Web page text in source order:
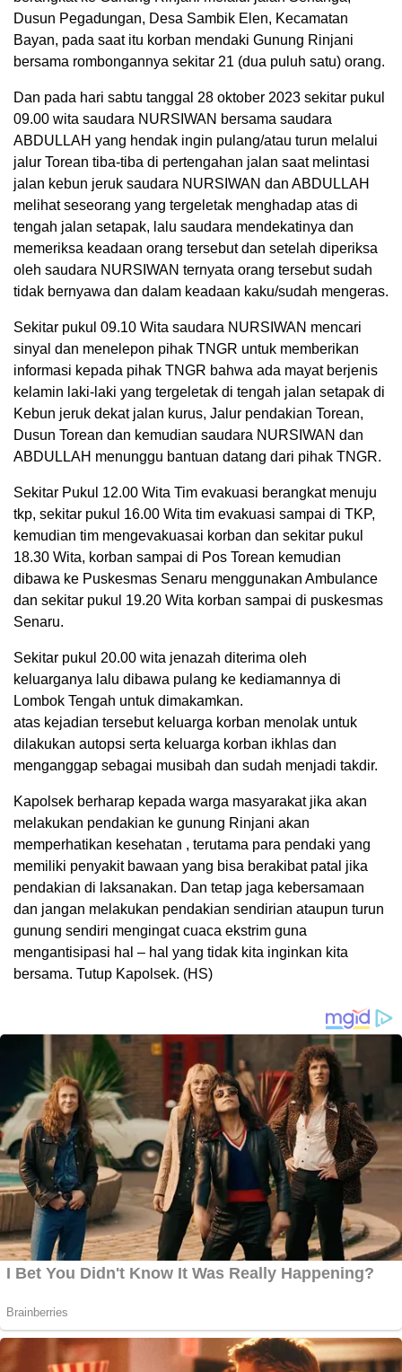
Dusun Pegadungan, Desa Sambik Elen, Kecamatan
Bayan, pada saat itu korban mendaki Gunung Rinjani
bersama rombongannya sekitar 21 (dua puluh satu) orang.
Dan pada hari sabtu tanggal 28 oktober 2023 sekitar pukul
09.00 wita saudara NURSIWAN bersama saudara
ABDULLAH yang hendak ingin pulang/atau turun melalui
jalur Torean tiba-tiba di pertengahan jalan saat melintasi
jalan kebun jeruk saudara NURSIWAN dan ABDULLAH
melihat seseorang yang tergeletak menghadap atas di
tengah jalan setapak, lalu saudara mendekatinya dan
memeriksa keadaan orang tersebut dan setelah diperiksa
oleh saudara NURSIWAN ternyata orang tersebut sudah
tidak bernyawa dan dalam keadaan kaku/sudah mengeras.
Sekitar pukul 09.10 Wita saudara NURSIWAN mencari
sinyal dan menelepon pihak TNGR untuk memberikan
informasi kepada pihak TNGR bahwa ada mayat berjenis
kelamin laki-laki yang tergeletak di tengah jalan setapak di
Kebun jeruk dekat jalan kurus, Jalur pendakian Torean,
Dusun Torean dan kemudian saudara NURSIWAN dan
ABDULLAH menunggu bantuan datang dari pihak TNGR.
Sekitar Pukul 12.00 Wita Tim evakuasi berangkat menuju
tkp, sekitar pukul 16.00 Wita tim evakuasi sampai di TKP,
kemudian tim mengevakuasai korban dan sekitar pukul
18.30 Wita, korban sampai di Pos Torean kemudian
dibawa ke Puskesmas Senaru menggunakan Ambulance
dan sekitar pukul 19.20 Wita korban sampai di puskesmas
Senaru.
Sekitar pukul 20.00 wita jenazah diterima oleh
keluarganya lalu dibawa pulang ke kediamannya di
Lombok Tengah untuk dimakamkan.
atas kejadian tersebut keluarga korban menolak untuk
dilakukan autopsi serta keluarga korban ikhlas dan
menganggap sebagai musibah dan sudah menjadi takdir.
Kapolsek berharap kepada warga masyarakat jika akan
melakukan pendakian ke gunung Rinjani akan
memperhatikan kesehatan , terutama para pendaki yang
memiliki penyakit bawaan yang bisa berakibat patal jika
pendakian di laksanakan. Dan tetap jaga kebersamaan
dan jangan melakukan pendakian sendirian ataupun turun
gunung sendiri mengingat cuaca ekstrim guna
mengantisipasi hal – hal yang tidak kita inginkan kita
bersama. Tutup Kapolsek. (HS)